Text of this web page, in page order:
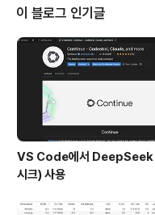
변수의 기본 값은 빌드하는 호스트
eta/conf/bitbake.conf 파일에 설
로젝트나 Yocto 프로젝트의 레퍼
때 기본 옵션을 사용해도 크게 상관
빌드 호스트 머신의 성능과 프로
이 블로그 인기글
VS Code에서 DeepSeek
시크) 사용